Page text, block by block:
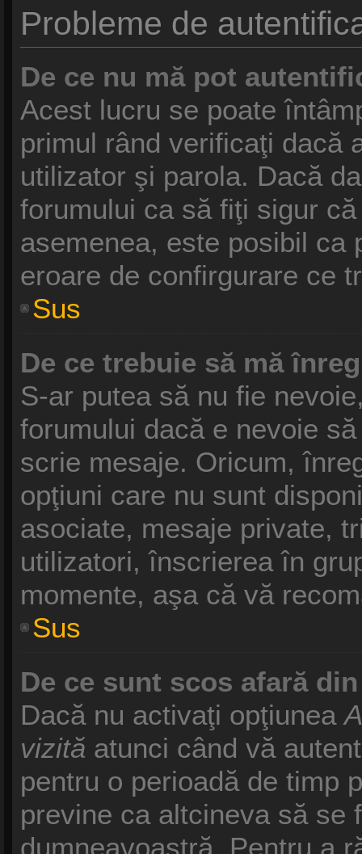
Probleme de
De ce nu mă pot
Acest lucru se poate
primul rând verificaţi dacă
utilizator şi parola. Dacă
forumului ca să fiţi sigur
asemenea, este posibil ca
eroare de confirgurare ce
Sus
De ce trebuie să mă
S-ar putea să nu fie
forumului dacă e nevoie
scrie mesaje. Oricum,
opţiuni care nu sunt
asociate, mesaje private,
utilizatori, înscrierea în
momente, aşa că vă
Sus
De ce sunt scos afară
Dacă nu activaţi opţiunea
vizită atunci când vă
pentru o perioadă de timp
previne ca altcineva să se
dumneavoastră. Pentru a